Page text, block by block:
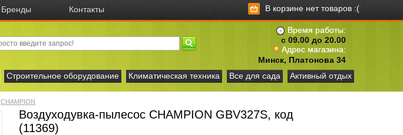
Бренды Контакты В корзине нет товаров :(
Время работы:
с 09.00 до 20.00
Адрес магазина:
Минск, Платонова 34
Строительное оборудование Климатическая техника Все для сада Активный отдых
CHAMPION
Воздуходувка-пылесос CHAMPION GBV327S, код
(11369)